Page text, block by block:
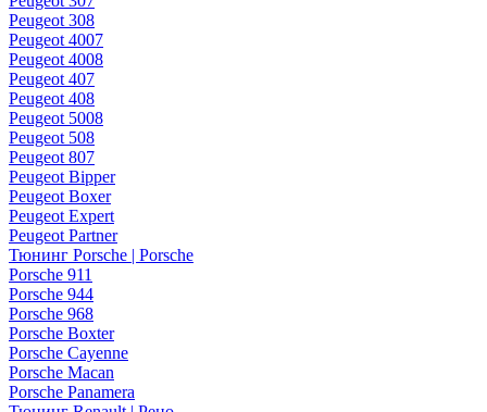
Peugeot 308
Peugeot 4007
Peugeot 4008
Peugeot 407
Peugeot 408
Peugeot 5008
Peugeot 508
Peugeot 807
Peugeot Bipper
Peugeot Boxer
Peugeot Expert
Peugeot Partner
Тюнинг Porsche | Porsche
Porsche 911
Porsche 944
Porsche 968
Porsche Boxter
Porsche Cayenne
Porsche Macan
Porsche Panamera